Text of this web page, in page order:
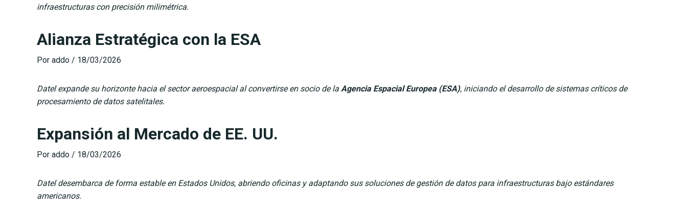
infraestructuras con precisión milimétrica.
Alianza Estratégica con la ESA
Por addo / 18/03/2026
Datelexpande su horizonte hacia el sector aeroespacial al convertirse en socio de la Agencia Espacial Europea (ESA), iniciando el desarrollo de sistemas críticos de
procesamiento de datos satelitales.
Expansión al Mercado de EE. UU.
Por addo / 18/03/2026
Datel desembarca de forma estable en Estados Unidos, abriendo oficinas y adaptando sus soluciones de gestión de datos para infraestructuras bajo estándares
americanos.